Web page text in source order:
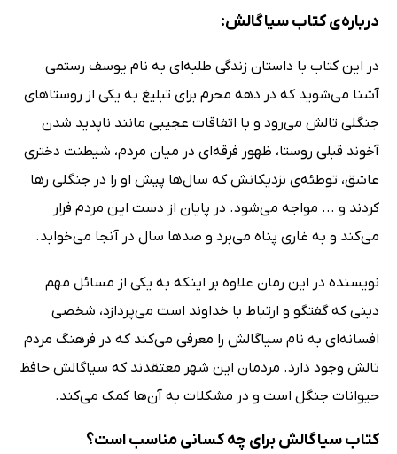
درباره‌ی کتاب سیاگالش:
در این کتاب با داستان زندگی طلبه‌ای به نام یوسف رستمی
آشنا می‌شوید که در دهه محرم برای تبلیغ به یکی از روستاهای
جنگلی تالش می‌رود و با اتفاقات عجیبی مانند ناپدید شدن
آخوند قبلی روستا، ظهور فرقه‌ای در میان مردم، شیطنت دختری
عاشق، توطئه‌ی نزدیکانش که سال‌ها پیش او را در جنگلی رها
کردند و ... مواجه می‌شود. در پایان از دست این مردم فرار
می‌کند و به غاری پناه می‌برد و صدها سال در آنجا می‌خوابد.
نویسنده در این رمان علاوه بر اینکه به یکی از مسائل مهم
دینی که گفتگو و ارتباط با خداوند است می‌پردازد، شخصی
افسانه‌ای به نام سیاگالش را معرفی می‌کند که در فرهنگ مردم
تالش وجود دارد. مردمان این شهر معتقدند که سیاگالش حافظ
حیوانات جنگل است و در مشکلات به آن‌ها کمک می‌کند.
کتاب سیاگالش برای چه کسانی مناسب است؟